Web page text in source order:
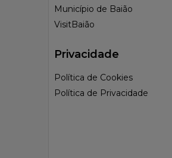
Município de Baião
VisitBaião
Privacidade
Política de Cookies
Política de Privacidade